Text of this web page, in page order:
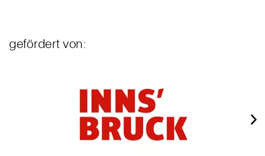
gefördert von: